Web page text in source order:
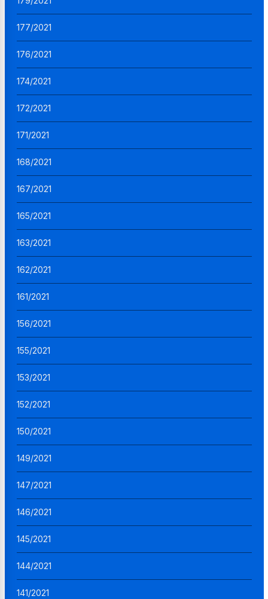
177/2021
176/2021
174/2021
172/2021
171/2021
168/2021
167/2021
165/2021
163/2021
162/2021
161/2021
156/2021
155/2021
153/2021
152/2021
150/2021
149/2021
147/2021
146/2021
145/2021
144/2021
141/2021